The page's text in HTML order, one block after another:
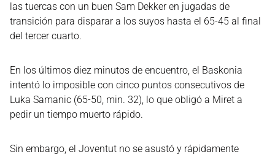
las tuercas con un buen Sam Dekker en jugadas de
transición para disparar a los suyos hasta el 65-45 al final
del tercer cuarto.
En los últimos diez minutos de encuentro, el Baskonia
intentó lo imposible con cinco puntos consecutivos de
Luka Samanic (65-50, min. 32), lo que obligó a Miret a
pedir un tiempo muerto rápido.
Sin embargo, el Joventut no se asustó y rápidamente